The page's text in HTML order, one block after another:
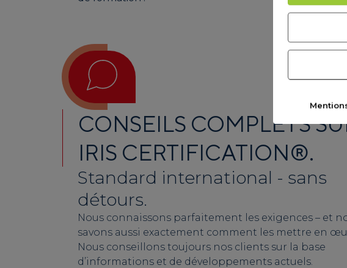
CONSEILS COMPLETS
IRIS CERTIFICATION®.
Standard international - sans
détours.
Nous connaissons parfaitement les exigences – et
savons aussi exactement comment les mettre en
Nous conseillons toujours nos clients sur la base
d’informations et de développements actuels.